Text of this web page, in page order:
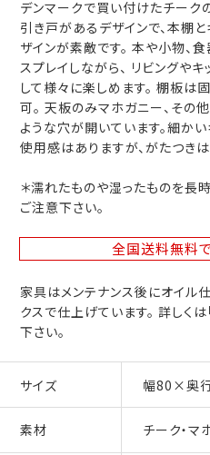
デンマークで買い付けたチーク
引き戸があるデザインで、本棚
ザインが素敵です。 本や小物、
スプレイしながら、 リビングや
して様々に楽しめます。 棚板は
可。 天板のみマホガニー、その
ような穴が開いています。細か
使用感はありますが、がたつきは
＊濡れたものや湿ったものを長
ご注意下さい。
全国送料無料
家具はメンテナンス後にオイル
クスで仕上げています。 詳しくは
下さい。
サイズ 幅80×奥
素材 チーク・マ